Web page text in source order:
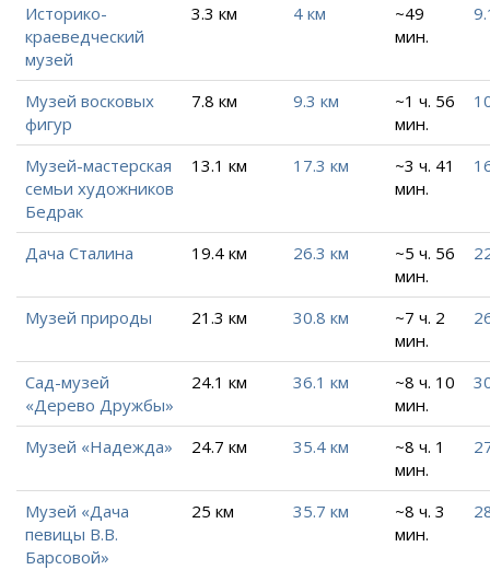
Историко-
краеведческий
музей
3.3 км 4 км
~49
мин.
Музей восковых
фигур
7.8 км 9.3 км
~1 ч. 56
мин.
Музей-мастерская
семьи художников
Бедрак
13.1 км 17.3 км
~3 ч. 41
мин.
Дача Сталина 19.4 км 26.3 км
~5 ч. 56
мин.
Музей природы 21.3 км 30.8 км
~7 ч. 2
мин.
Сад-музей
«Дерево Дружбы»
24.1 км 36.1 км
~8 ч. 10
мин.
Музей «Надежда» 24.7 км 35.4 км
~8 ч. 1
мин.
Музей «Дача
певицы В.В.
Барсовой»
25 км 35.7 км
~8 ч. 3
мин.